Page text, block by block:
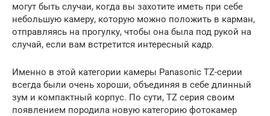
могут быть случаи, когда вы захотите иметь при себе
небольшую камеру, которую можно положить в карман,
отправляясь на прогулку, чтобы она была под рукой на
случай, если вам встретится интересный кадр.
Именно в этой категории камеры Panasonic TZ-серии
всегда были очень хороши, объединяя в себе длинный
зум и компактный корпус. По сути, TZ серия своим
появлением породила новую категорию фотокамер